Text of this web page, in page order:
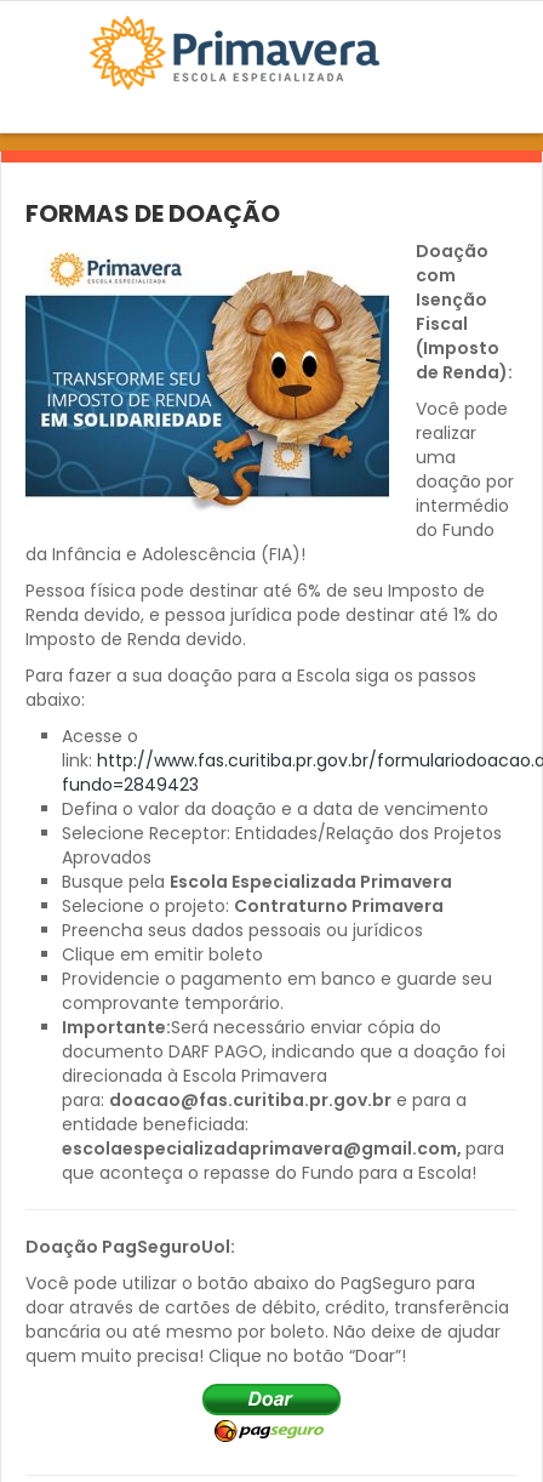
FORMAS DE DOAÇÃO
Doação
com
Isenção
Fiscal
(Imposto
de Renda):
Você pode
realizar
uma
doação por
intermédio
do Fundo
da Infância e Adolescência (FIA)!
Pessoa física pode destinar até 6% de seu Imposto de
Renda devido, e pessoa jurídica pode destinar até 1% do
Imposto de Renda devido.
Para fazer a sua doação para a Escola siga os passos
abaixo:
Acesse o
link: http://www.fas.curitiba.pr.gov.br/
fundo=2849423
Defina o valor da doação e a data de vencimento
Selecione Receptor: Entidades/Relação dos Projetos
Aprovados
Busque pela Escola Especializada Primavera
Selecione o projeto: Contraturno Primavera
Preencha seus dados pessoais ou jurídicos
Clique em emitir boleto
Providencie o pagamento em banco e guarde seu
comprovante temporário.
Importante:Será necessário enviar cópia do
documento DARF PAGO, indicando que a doação foi
direcionada à Escola Primavera
para: doacao@fas.curitiba.pr.gov.br e para a
entidade beneficiada:
escolaespecializadaprimavera@gmail.com, para
que aconteça o repasse do Fundo para a Escola!
Doação PagSeguroUol:
Você pode utilizar o botão abaixo do PagSeguro para
doar através de cartões de débito, crédito, transferência
bancária ou até mesmo por boleto. Não deixe de ajudar
quem muito precisa! Clique no botão “Doar”!